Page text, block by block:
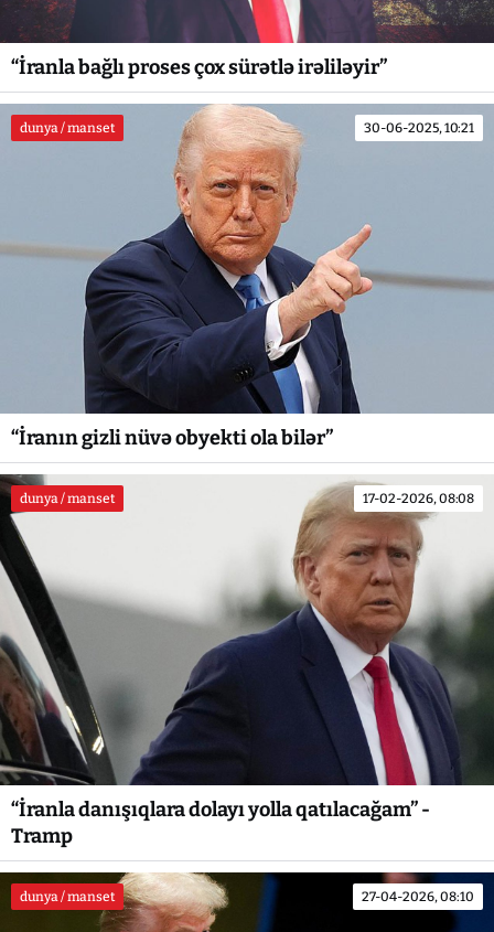
“İranla bağlı proses çox sürətlə irəliləyir”
dunya / manset 30-06-2025, 10:21
“İranın gizli nüvə obyekti ola bilər”
dunya / manset 17-02-2026, 08:08
“İranla danışıqlara dolayı yolla qatılacağam” -
Tramp
dunya / manset 27-04-2026, 08:10